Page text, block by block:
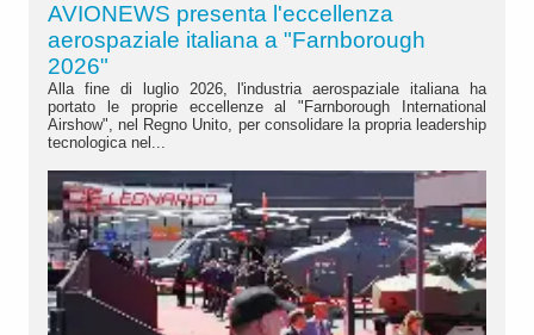
AVIONEWS presenta l'eccellenza
aerospaziale italiana a "Farnborough
2026"
Alla fine di luglio 2026, l'industria aerospaziale italiana ha
portato le proprie eccellenze al "Farnborough International
Airshow", nel Regno Unito, per consolidare la propria leadership
tecnologica nel...